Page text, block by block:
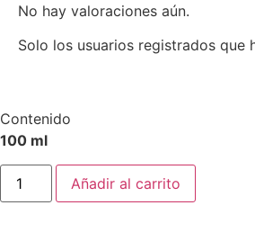
No hay valoraciones aún.
Solo los usuarios registrados que
Contenido
100 ml
Signorina
Libera
EDP
Añadir al carrito